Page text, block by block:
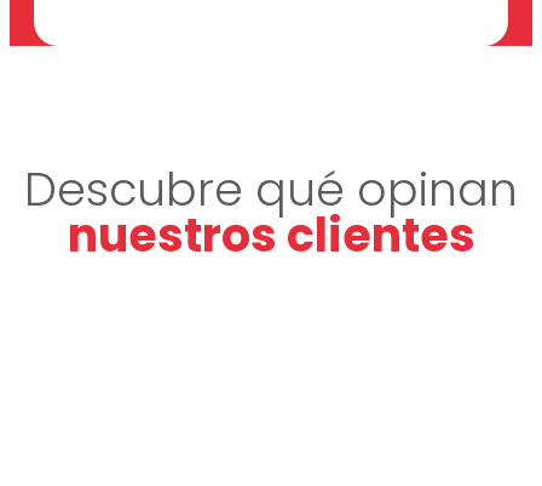
Descubre qué opinan
nuestros clientes